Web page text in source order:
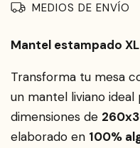
MEDIOS DE ENVÍO
Mantel estampado
Transforma tu mesa
un mantel liviano ideal
dimensiones de
elaborado en 100%